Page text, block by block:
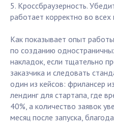
5. Кроссбраузерность.
работает корректно во всех
Как показывает опыт
по созданию
накладок, если тщательно
заказчика и следовать
один из кейсов: фрилансер
лендинг для стартапа, где
40%, а количество заявок
месяц после запуска,